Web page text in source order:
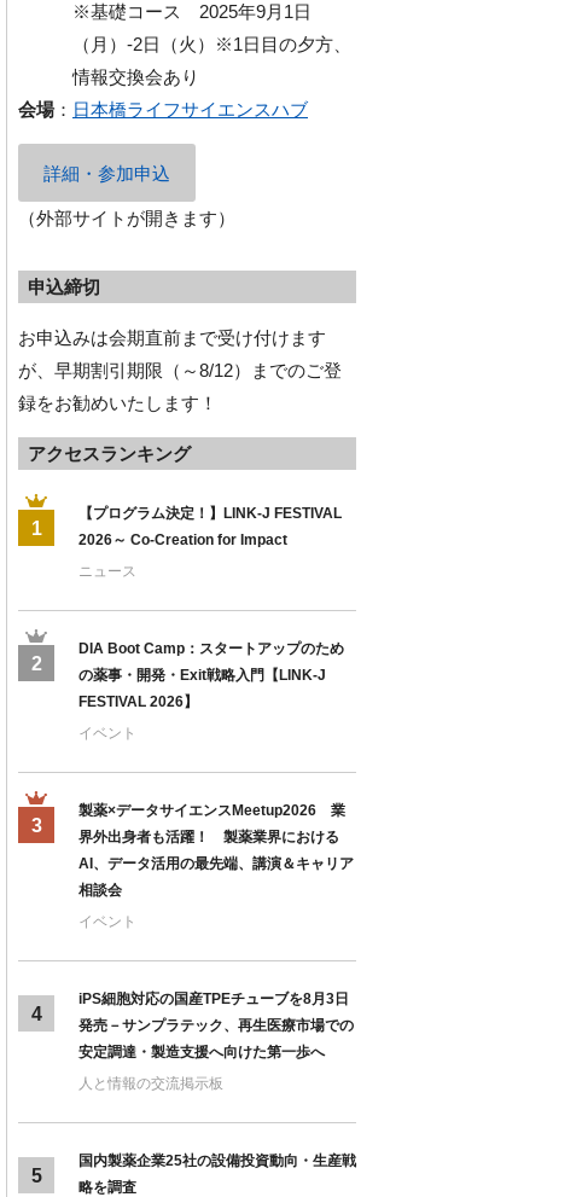
※基礎コース 2025年9月1日
（月）‐2日（火）※1日目の夕方、
情報交換会あり
会場： 日本橋ライフサイエンスハブ
詳細・参加申込
（外部サイトが開きます）
申込締切
お申込みは会期直前まで受け付けます
が、早期割引期限（～8/12）までのご登
録をお勧めいたします！
アクセスランキング
1
【プログラム決定！】LINK-J FESTIVAL
2026～ Co-Creation for Impact
ニュース
2
DIA Boot Camp：スタートアップのため
の薬事・開発・Exit戦略入門【LINK-J
FESTIVAL 2026】
イベント
3
製薬×データサイエンスMeetup2026 業
界外出身者も活躍！ 製薬業界における
AI、データ活用の最先端、講演＆キャリア
相談会
イベント
4
iPS細胞対応の国産TPEチューブを8月3日
発売－サンプラテック、再生医療市場での
安定調達・製造支援へ向けた第一歩へ
人と情報の交流掲示板
5
国内製薬企業25社の設備投資動向・生産戦
略を調査